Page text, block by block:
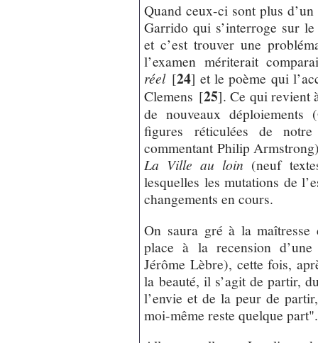
Quand ceux-ci sont plus
Garrido qui s’interroge sur
et c’est trouver une
l’examen mériterait
réel[24] et le poème qui
Clemens [25]. Ce qui revient
de nouveaux
figures réticulées de
commentant Philip
La Ville au loin (neuf
lesquelles les mutations de
changements en cours.
On saura gré à la maîtresse
place à la recension
Jérôme Lèbre), cette fois,
la beauté, il s’agit de partir,
l’envie et de la peur de
moi-même reste quelque part".